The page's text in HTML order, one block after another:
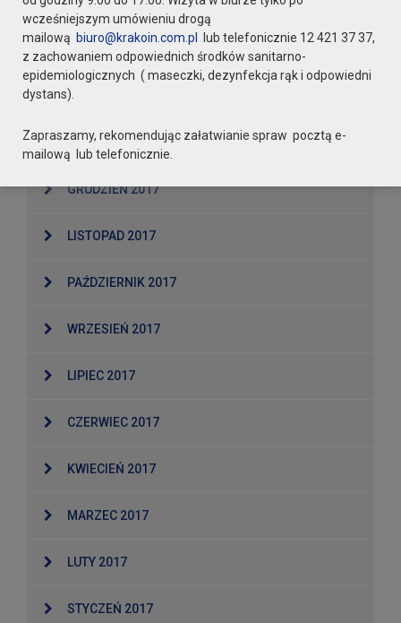
MARZEC 2018
LUTY 2018
STYCZEŃ 2018
GRUDZIEŃ 2017
LISTOPAD 2017
PAŹDZIERNIK 2017
WRZESIEŃ 2017
LIPIEC 2017
CZERWIEC 2017
KWIECIEŃ 2017
MARZEC 2017
LUTY 2017
STYCZEŃ 2017
wcześniejszym umówieniu drogą
mailową biuro@krakoin.com.pl
lub telefonicznie 12 421 37 37,
z zachowaniem odpowiednich środków sanitarno-
epidemiologicznych ( maseczki, dezynfekcja rąk i odpowiedni
dystans).
Zapraszamy, rekomendując załatwianie spraw pocztą e-
mailową lub telefonicznie.